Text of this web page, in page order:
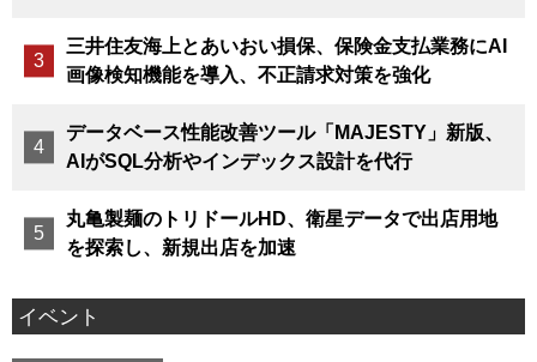
三井住友海上とあいおい損保、保険金支払業務にAI
画像検知機能を導入、不正請求対策を強化
データベース性能改善ツール「MAJESTY」新版、
AIがSQL分析やインデックス設計を代行
丸亀製麺のトリドールHD、衛星データで出店用地
を探索し、新規出店を加速
イベント